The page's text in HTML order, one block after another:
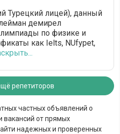
Турецкий лицей), данный
демирел
по физике и
как Ielts, NUfypet,
репетиторов
частных объявлений о
вакансий от прямых
надежных и проверенных